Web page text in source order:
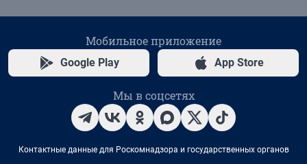
Мобильное приложение
Google Play App Store
Мы в соцсетях
Контактные данные для Роскомнадзора и государственных органов